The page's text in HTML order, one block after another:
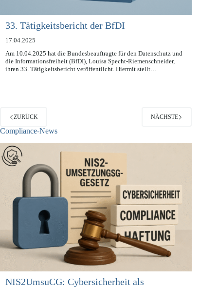
33. Tätigkeitsbericht der BfDI
17.04.2025
Am 10.04.2025 hat die Bundesbeauftragte für den Datenschutz und
die Informationsfreiheit (BfDI), Louisa Specht-Riemenschneider,
ZURÜCK
Compliance-News